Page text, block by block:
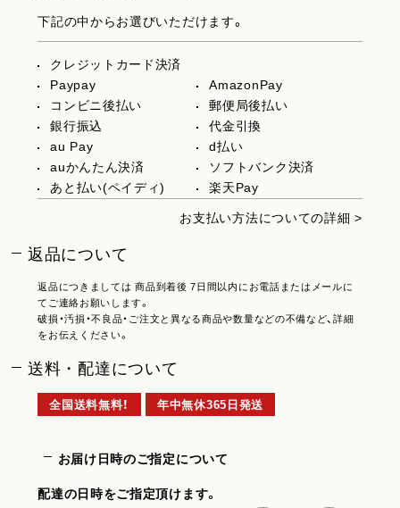
下記の中からお選びいただけます。
クレジットカード決済
Paypay
AmazonPay
コンビニ後払い
郵便局後払い
銀行振込
代金引換
au Pay
d払い
auかんたん決済
ソフトバンク決済
あと払い(ペイディ)
楽天Pay
お支払い方法についての詳細 >
返品について
返品につきましては 商品到着後 7日間以内にお電話またはメールに
てご連絡お願いします。
破損・汚損・不良品・ご注文と異なる商品や数量などの不備など、詳細
をお伝えください。
送料・配達について
全国送料無料！ 年中無休365日発送
お届け日時のご指定について
配達の日時をご指定頂けます。